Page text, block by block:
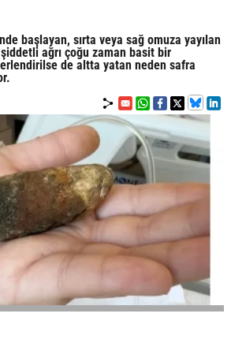
başlayan, sırta veya sağ omuza yayılan
ağrı çoğu zaman basit bir
de altta yatan neden safra